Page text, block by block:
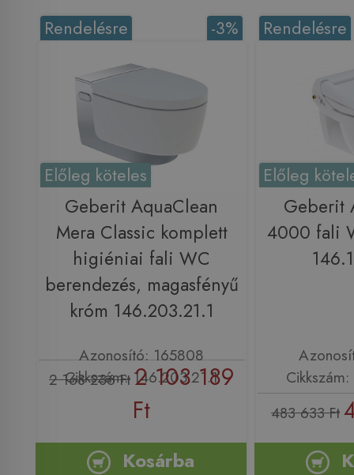
-3%
Rendelésre
Előleg köteles
Geberit AquaClean
Mera Classic komplett
higiéniai fali WC
berendezés, magasfényű
króm 146.203.21.1
Azonosító: 165808
Cikkszám: 146.203.21.1
2 168 236 Ft2 103 189
Ft
Kosárba
Rendelésre
Előleg
Geberit
4000 fali
483 633 Ft